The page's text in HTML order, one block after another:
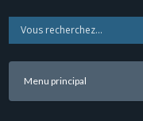
Menu principal